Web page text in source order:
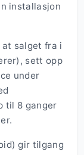
installasjon
salget fra i
sett opp
under
til 8 ganger
gir tilgang